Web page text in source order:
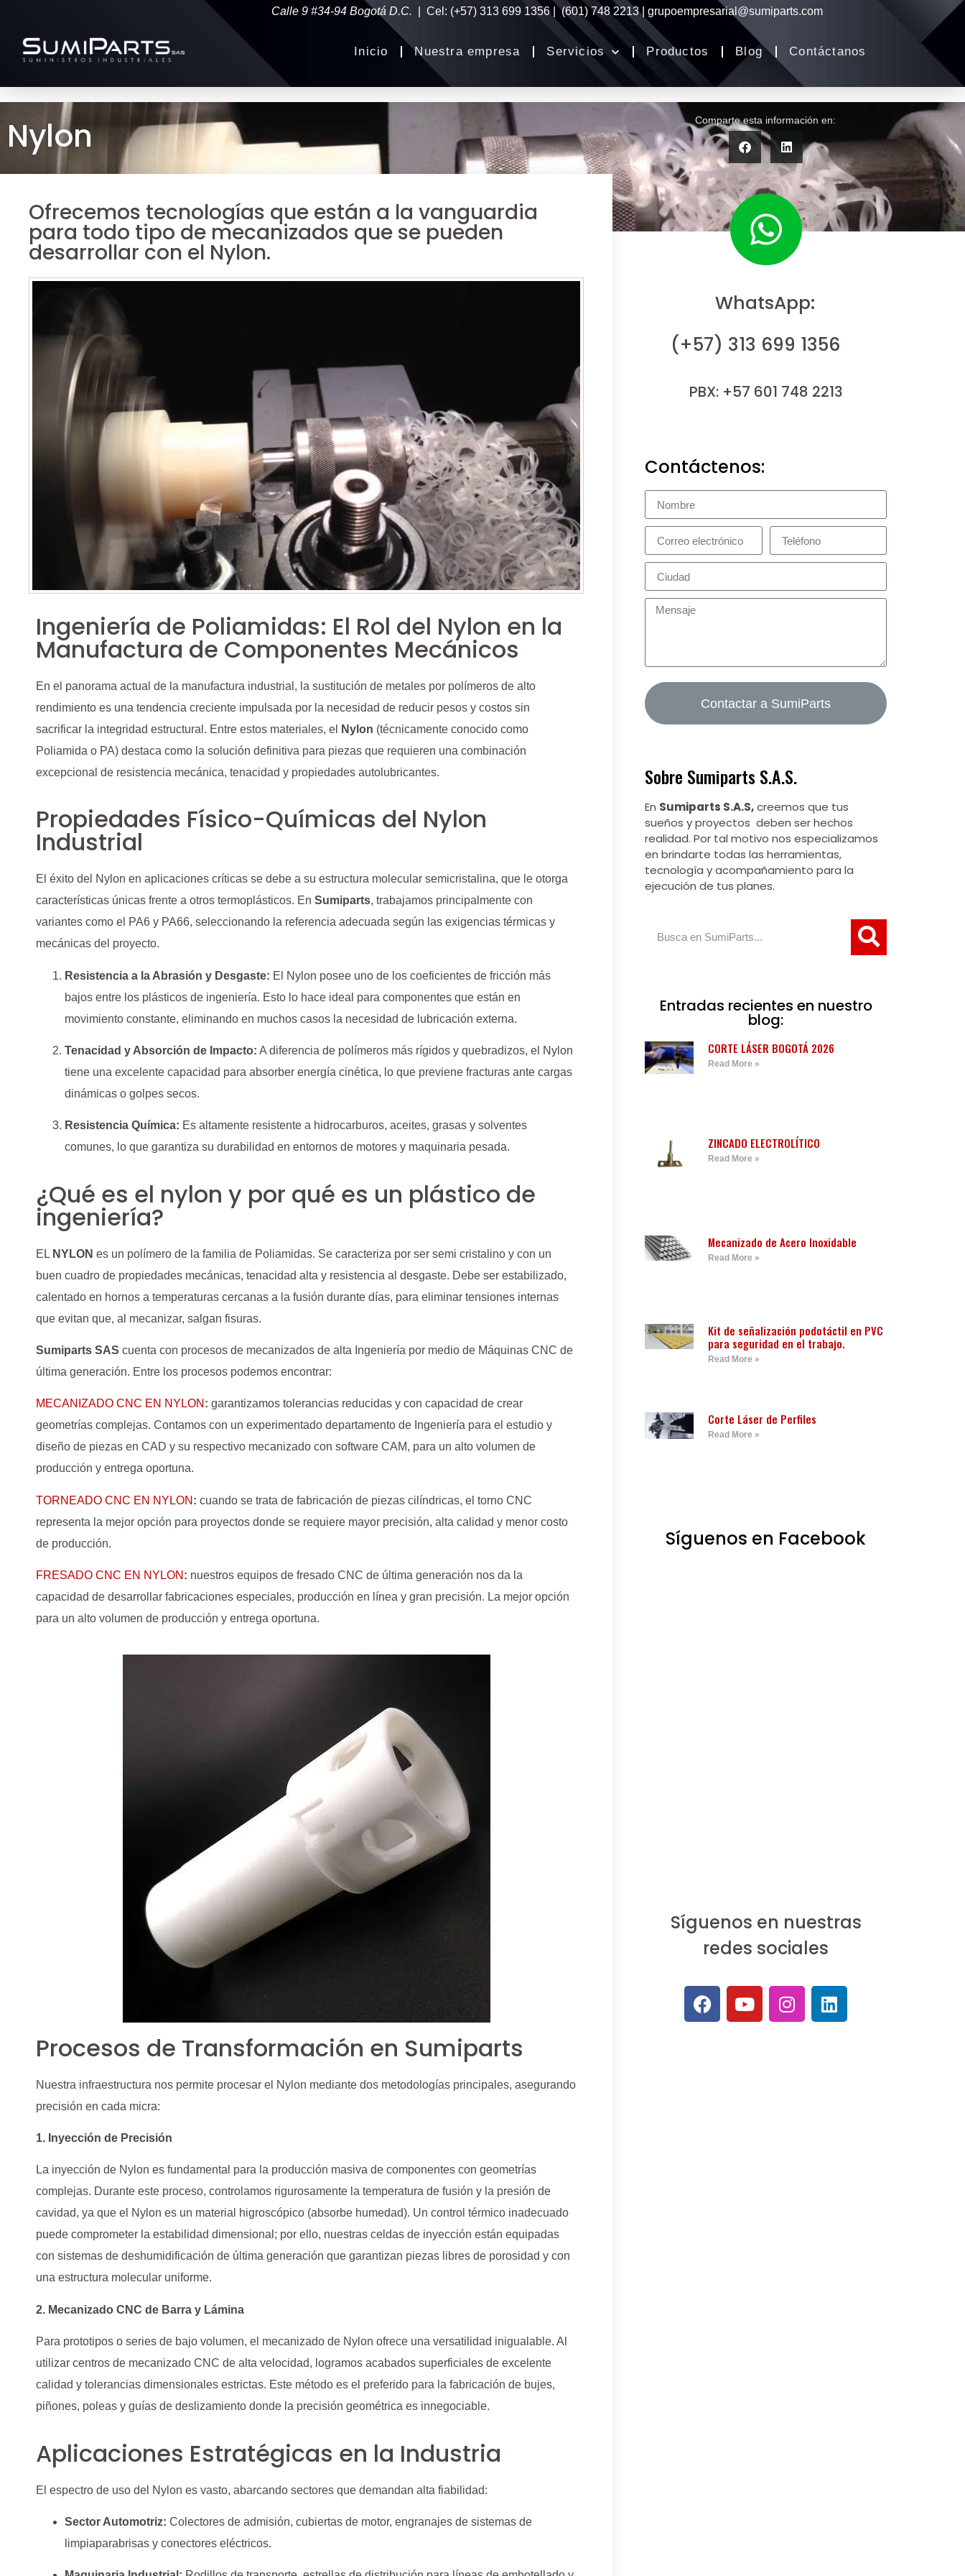
Calle 9 #34-94 Bogotá D.C. | Cel: (+57) 313 699 1356 | (601) 748 2213 | grupoempresarial@sumiparts.com
Inicio Nuestra empresa Servicios Productos Blog Contáctanos
Nylon Comparte esta información en:
Ofrecemos tecnologías que están a la vanguardia
para todo tipo de mecanizados que se pueden
desarrollar con el Nylon.
Ingeniería de Poliamidas: El Rol del Nylon en la
Manufactura de Componentes Mecánicos
En el panorama actual de la manufactura industrial, la sustitución de metales por polímeros de alto
rendimiento es una tendencia creciente impulsada por la necesidad de reducir pesos y costos sin
sacrificar la integridad estructural. Entre estos materiales, el
Nylon (técnicamente conocido como
Poliamida o PA) destaca como la solución definitiva para piezas que requieren una combinación
excepcional de resistencia mecánica, tenacidad y propiedades autolubricantes.
Propiedades Físico-Químicas del Nylon
Industrial
El éxito del Nylon en aplicaciones críticas se debe a su estructura molecular semicristalina, que le otorga
características únicas frente a otros termoplásticos. En Sumiparts, trabajamos principalmente con
variantes como el PA6 y PA66, seleccionando la referencia adecuada según las exigencias térmicas y
mecánicas del proyecto.
Resistencia a la Abrasión y Desgaste: El Nylon posee uno de los coeficientes de fricción más
bajos entre los plásticos de ingeniería. Esto lo hace ideal para componentes que están en
movimiento constante, eliminando en muchos casos la necesidad de lubricación externa.
Tenacidad y Absorción de Impacto: A diferencia de polímeros más rígidos y quebradizos, el Nylon
tiene una excelente capacidad para absorber energía cinética, lo que previene fracturas ante cargas
dinámicas o golpes secos.
Resistencia Química: Es altamente resistente a hidrocarburos, aceites, grasas y solventes
comunes, lo que garantiza su durabilidad en entornos de motores y maquinaria pesada.
¿Qué es el nylon y por qué es un plástico de
ingeniería?
EL NYLON es un polímero de la familia de Poliamidas. Se caracteriza por ser semi cristalino y con un
buen cuadro de propiedades mecánicas, tenacidad alta y resistencia al desgaste. Debe ser estabilizado,
calentado en hornos a temperaturas cercanas a la fusión durante días, para eliminar tensiones internas
que evitan que, al mecanizar, salgan fisuras.
Sumiparts SAS cuenta con procesos de mecanizados de alta Ingeniería por medio de Máquinas CNC de
última generación. Entre los procesos podemos encontrar:
MECANIZADO CNC EN NYLON : garantizamos tolerancias reducidas y con capacidad de crear
geometrías complejas. Contamos con un experimentado departamento de Ingeniería para el estudio y
diseño de piezas en CAD y su respectivo mecanizado con software CAM, para un alto volumen de
producción y entrega oportuna.
TORNEADO CNC EN NYLON : cuando se trata de fabricación de piezas cilíndricas, el torno CNC
representa la mejor opción para proyectos donde se requiere mayor precisión, alta calidad y menor costo
de producción.
FRESADO CNC EN NYLON : nuestros equipos de fresado CNC de última generación nos da la
capacidad de desarrollar fabricaciones especiales, producción en línea y gran precisión. La mejor opción
para un alto volumen de producción y entrega oportuna.
Procesos de Transformación en Sumiparts
Nuestra infraestructura nos permite procesar el Nylon mediante dos metodologías principales, asegurando
precisión en cada micra:
1. Inyección de Precisión
La inyección de Nylon es fundamental para la producción masiva de componentes con geometrías
complejas. Durante este proceso, controlamos rigurosamente la temperatura de fusión y la presión de
cavidad, ya que el Nylon es un material higroscópico (absorbe humedad). Un control térmico inadecuado
puede comprometer la estabilidad dimensional; por ello, nuestras celdas de inyección están equipadas
con sistemas de deshumidificación de última generación que garantizan piezas libres de porosidad y con
una estructura molecular uniforme.
2. Mecanizado CNC de Barra y Lámina
Para prototipos o series de bajo volumen, el mecanizado de Nylon ofrece una versatilidad inigualable. Al
utilizar centros de mecanizado CNC de alta velocidad, logramos acabados superficiales de excelente
calidad y tolerancias dimensionales estrictas. Este método es el preferido para la fabricación de bujes,
piñones, poleas y guías de deslizamiento donde la precisión geométrica es innegociable.
Aplicaciones Estratégicas en la Industria
El espectro de uso del Nylon es vasto, abarcando sectores que demandan alta fiabilidad:
Sector Automotriz: Colectores de admisión, cubiertas de motor, engranajes de sistemas de
limpiaparabrisas y conectores eléctricos.
WhatsApp:
(+57) 313 699 1356
PBX: +57 601 748 2213
Contáctenos:
Contactar a SumiParts
Sobre Sumiparts S.A.S.
En Sumiparts S.A.S,creemos que tus
sueños y proyectos deben ser hechos
realidad. Por tal motivo nos especializamos
en brindarte todas las herramientas,
tecnología y acompañamiento para la
ejecución de tus planes.
Entradas recientes en nuestro
blog:
CORTE LÁSER BOGOTÁ 2026
Read More »
ZINCADO ELECTROLÍTICO
Read More »
Mecanizado de Acero Inoxidable
Read More »
Kit de señalización podotáctil en PVC
para seguridad en el trabajo.
Read More »
Corte Láser de Perfiles
Read More »
Síguenos en Facebook
Síguenos en nuestras
redes sociales